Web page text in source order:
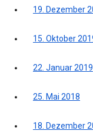
19. Dezember
15. Oktober
22. Januar 2019
25. Mai 2018
18. Dezember